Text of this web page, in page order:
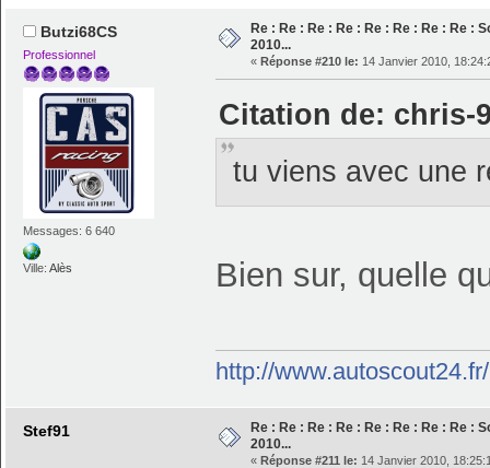
Butzi68CS
Professionnel
Messages: 6 640
Ville:Alès
Re : Re : Re : Re : Re : Re : Re : Re :
2010...
« Réponse #210 le: 14 Janvier 2010,
Citation de: chris-
tu viens avec une
Bien sur, quelle
http://
Stef91
Re : Re : Re : Re : Re : Re : Re : Re :
2010...
« Réponse #211 le: 14 Janvier 2010,